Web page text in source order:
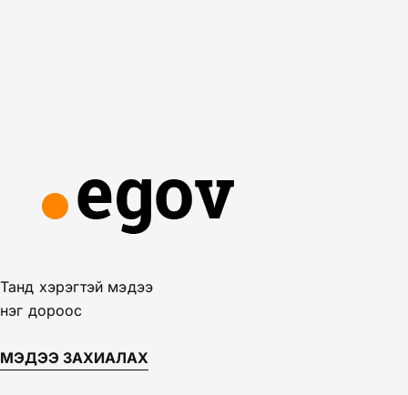
Танд хэрэгтэй мэдээ
нэг дороос
МЭДЭЭ ЗАХИАЛАХ